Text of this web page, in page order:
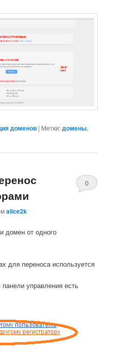
доменов | Метки:домены,
alice2k
0
домен от одного
для переноса используется
управления есть